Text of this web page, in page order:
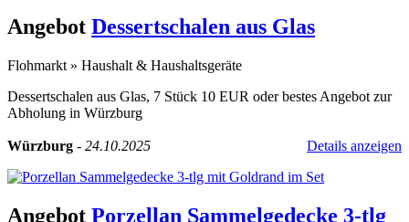
Angebot Dessertschalen aus Glas
Flohmarkt » Haushalt & Haushaltsgeräte
Dessertschalen aus Glas, 7 Stück 10 EUR oder bestes Angebot zur
Abholung in Würzburg
Würzburg - 24.10.2025 Details anzeigen
Angebot Porzellan Sammelgedecke 3-tlg